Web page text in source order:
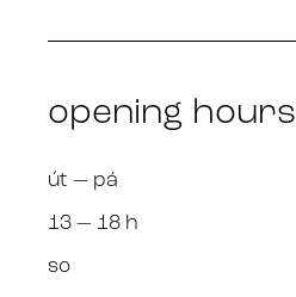
opening hours
út — pá
13 — 18 h
so